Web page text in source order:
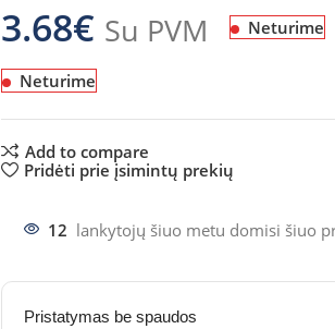
3.68€ Su PVM Neturime
Neturime
Add to compare
Pridėti prie įsimintų prekių
12 lankytojų šiuo metu domisi šiuo
Pristatymas be spaudos